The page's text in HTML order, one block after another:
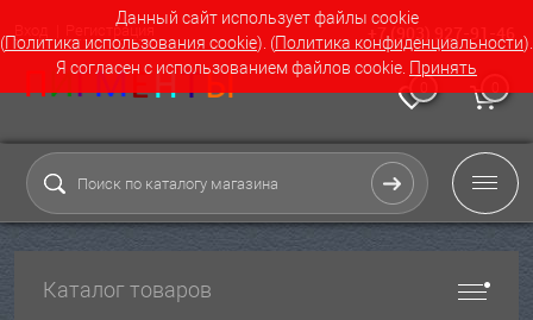
Данный сайт использует файлы cookie
(Политика использования cookie). (Политика конфиденциальности).
Я согласен с использованием файлов cookie. Принять
Регистрация +7 (903) 927-91-46
Каталог товаров